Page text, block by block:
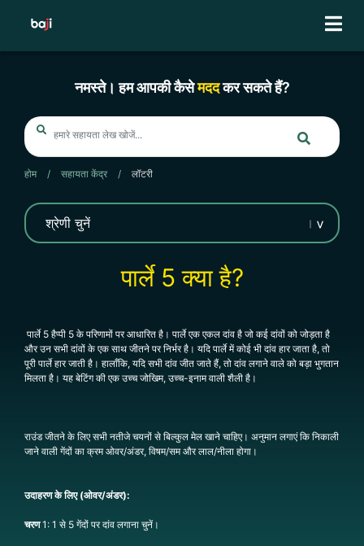
नमस्ते। हम आपकी कैसेमददकर सकते हैं?
होम / सहायता केंद्र / लॉटरी
पार्ले 5 क्या है?
पार्ले 5 हैप्पी 5 के परिणामों पर आधारित है। पार्ले एक एकल दांव है जो कई दांवों को जोड़ता है
और उन सभी दांवों के एक साथ जीतने पर निर्भर है। यदि पार्ले में कोई भी दांव हार जाता है, तो
पूरी पार्ले हार जाती है। हालाँकि, यदि सभी दांव जीत जाते हैं, तो दांव लगाने वाले को बड़ा भुगतान
मिलता है। यह बेटिंग की एक उच्च जोखिम, उच्च-इनाम वाली शैली है।
राउंड जीतने के लिए सभी नतीजे चयनों से बिल्कुल मेल खाने चाहिए। अनुमान लगाएं कि निकाली
जाने वाली गेंदों का क्रम ओवर/अंडर, विषम/सम और लाल/नीला होगा।
उदाहरण के लिए (ओवर/अंडर):
चरण1: 1 से 5 गेंदों पर दांव लगाना चुनें।